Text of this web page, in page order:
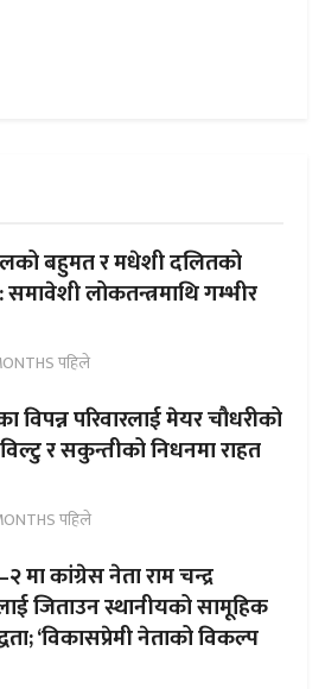
बहुमत र मधेशी दलितको
समावेशी लोकतन्त्रमाथि गम्भीर
पहिले
विपन्न परिवारलाई मेयर चौधरीको
र सकुन्तीको निधनमा राहत
पहिले
मा कांग्रेस नेता राम चन्द्र
जिताउन स्थानीयको सामूहिक
‘विकासप्रेमी नेताको विकल्प